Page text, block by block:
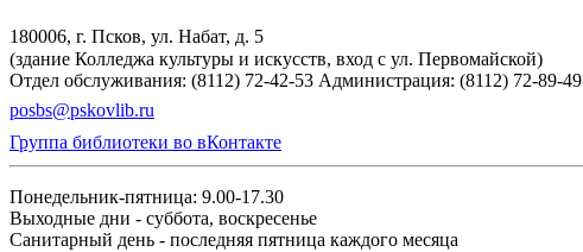
180006, г. Псков, ул. Набат, д. 5
(здание Колледжа культуры и искусств, вход с ул. Первомайской)
Отдел обслуживания: (8112) 72-42-53 Администрация: (8112) 72-89-49
posbs@pskovlib.ru
Группа библиотеки во вКонтакте
Понедельник-пятница: 9.00-17.30
Выходные дни - суббота, воскресенье
Санитарный день - последняя пятница каждого месяца